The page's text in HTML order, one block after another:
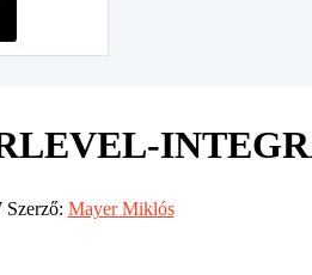
Szerző: Mayer Miklós